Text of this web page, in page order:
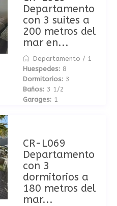
Departamento
con 3 suites a
200 metros del
mar en...
Departamento / 1
Huespedes: 8
Dormitorios: 3
Baños: 3 1/2
Garages: 1
CR-L069
Departamento
con 3
dormitorios a
180 metros del
mar...